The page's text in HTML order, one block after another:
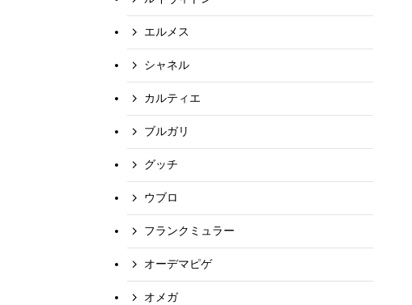
エルメス
シャネル
カルティエ
ブルガリ
グッチ
ウブロ
フランクミュラー
オーデマピゲ
オメガ